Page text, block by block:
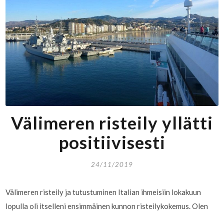
Välimeren risteily yllätti
positiivisesti
24/11/2019
Välimeren risteily ja tutustuminen Italian ihmeisiin lokakuun
lopulla oli itselleni ensimmäinen kunnon risteilykokemus. Olen